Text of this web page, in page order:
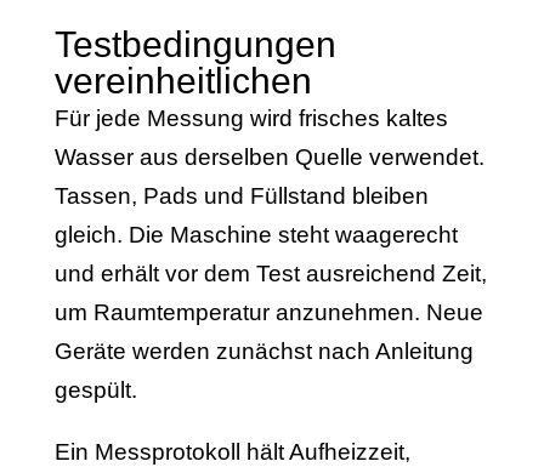
Testbedingungen
vereinheitlichen
Für jede Messung wird frisches kaltes
Wasser aus derselben Quelle verwendet.
Tassen, Pads und Füllstand bleiben
gleich. Die Maschine steht waagerecht
und erhält vor dem Test ausreichend Zeit,
um Raumtemperatur anzunehmen. Neue
Geräte werden zunächst nach Anleitung
gespült.
Ein Messprotokoll hält Aufheizzeit,